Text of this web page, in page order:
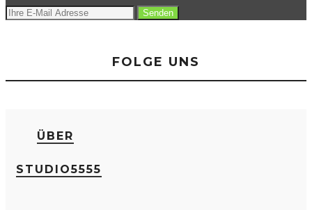
FOLGE UNS
ÜBER
STUDIO5555